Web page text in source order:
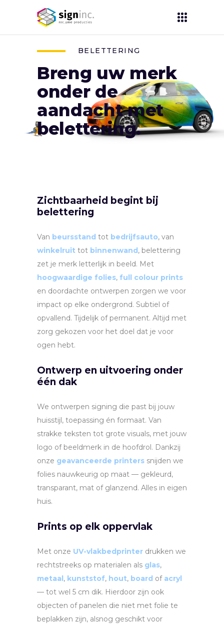
BELETTERING
Breng uw merk
onder de
aandacht met
belettering.
Zichtbaarheid begint bij
belettering
Van beursstand tot bedrijfsauto, van
winkelruit tot binnenwand, belettering
zet je merk letterlijk in beeld. Met
hoogwaardige folies, full colour prints
en doordachte ontwerpen zorgen we voor
impact op elke ondergrond. Subtiel of
opvallend. Tijdelijk of permanent. Altijd met
zorg gekozen voor het doel dat je voor
ogen hebt.
Ontwerp en uitvoering onder
één dak
We ontwerpen signing die past bij jouw
huisstijl, toepassing én formaat. Van
strakke teksten tot grote visuals, met jouw
logo of beeldmerk in de hoofdrol. Dankzij
onze geavanceerde printers snijden we
folies nauwkeurig op maat — gekleurd,
transparant, mat of glanzend. Alles in eigen
huis.
Prints op elk oppervlak
Met onze UV-vlakbedprinter drukken we
rechtstreeks op materialen als glas,
metaal, kunststof, hout, board of acryl
— tot wel 5 cm dik. Hierdoor zijn ook
objecten of panelen die niet met folie te
beplakken zijn, alsnog geschikt voor